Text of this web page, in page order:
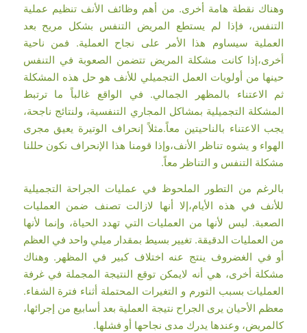
وهناك نقطة هامة أخرى. من أهم وظائف الأنف تنظيم عملية
التنفس، فإذا لم يستطع المريض التنفس بشكل مريح بعد
العملية سيساوم هذا الأمر على نجاح العملية. فمن ناحية
أخرى،إذا كانت مشكلة المريض تتضمن الصعوبة في التنفس
حينها من أولويات العمل التجميلي للأنف هو حل هذه المشكلة
ثم الاعتناء بالمظهر الجمالي. في الواقع غالباً ما ترتبط
المشكلة التجميلية بمشاكل المجاري التنفسية، ولنتائج ناجحة،
يجب الاعتناء بالناحيتين معاً.مثلاً إنحراف الوتيرة يعيق مجرى
الهواء و يشوه تناظر الأنف،وإذا قومنا هذا الإنحراف نكون حللنا
مشكلة التنفس و التناظر معاً.
بالرغم من التطور الملحوظ في عمليات الجراحة التجميلية
للأنف في هذه الأيام،إلا أنها لازالت تصنف ضمن العمليات
الصعبة. ليس لأنها من العمليات التي تهدد الحياة، وإنما لأنها
من العمليات الدقيقة. تغيير بسيط بمقدار ميلي واحد في العظم
أو في الغضروف ينتج عنه اختلاف كبير في المظهر. وهناك
مشكلة أخرى، هي أنه لايمكن توقع النتيجة المجملة في غرفة
العمليات بسبب التورم و التغيرات المحتملة أثناء فترة الشفاء.
معظم الأحيان يرى الجراح نتيجة العملية بعد أسابيع من إجرائها،
كالمريض، وعندها يدرك مدى نجاحها أو فشلها.